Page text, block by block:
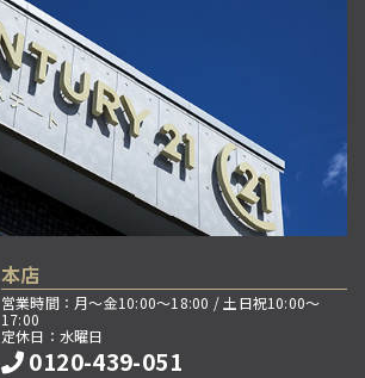
本店
営業時間：月～金10:00～18:00 / 土日祝10:00～
17:00
定休日：水曜日
0120-439-051